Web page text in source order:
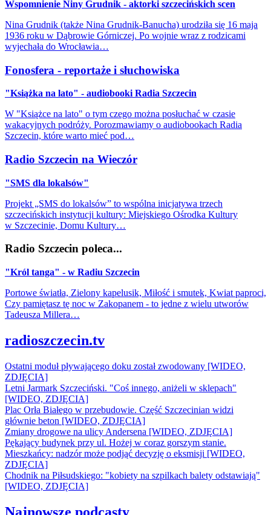
Wspomnienie Niny Grudnik - aktorki szczecińskich scen
Nina Grudnik (także Nina Grudnik-Banucha) urodziła się 16 maja
1936 roku w Dąbrowie Górniczej. Po wojnie wraz z rodzicami
wyjechała do Wrocławia…
Fonosfera - reportaże i słuchowiska
"Książka na lato" - audiobooki Radia Szczecin
W "Książce na lato" o tym czego można posłuchać w czasie
wakacyjnych podróży. Porozmawiamy o audiobookach Radia
Szczecin, które warto mieć pod…
Radio Szczecin na Wieczór
"SMS dla lokalsów"
Projekt „SMS do lokalsów” to wspólna inicjatywa trzech
szczecińskich instytucji kultury: Miejskiego Ośrodka Kultury
w Szczecinie, Domu Kultury…
Radio Szczecin poleca...
"Król tanga" - w Radiu Szczecin
Portowe światła, Zielony kapelusik, Miłość i smutek, Kwiat paproci,
Czy pamiętasz tę noc w Zakopanem - to jedne z wielu utworów
Tadeusza Millera…
radioszczecin.tv
Ostatni moduł pływającego doku został zwodowany [WIDEO,
ZDJĘCIA]
Letni Jarmark Szczeciński. "Coś innego, aniżeli w sklepach"
[WIDEO, ZDJĘCIA]
Plac Orła Białego w przebudowie. Część Szczecinian widzi
głównie beton [WIDEO, ZDJĘCIA]
Zmiany drogowe na ulicy Andersena [WIDEO, ZDJĘCIA]
Pękający budynek przy ul. Hożej w coraz gorszym stanie.
Mieszkańcy: nadzór może podjąć decyzję o eksmisji [WIDEO,
ZDJĘCIA]
Chodnik na Piłsudskiego: "kobiety na szpilkach balety odstawiają"
[WIDEO, ZDJĘCIA]